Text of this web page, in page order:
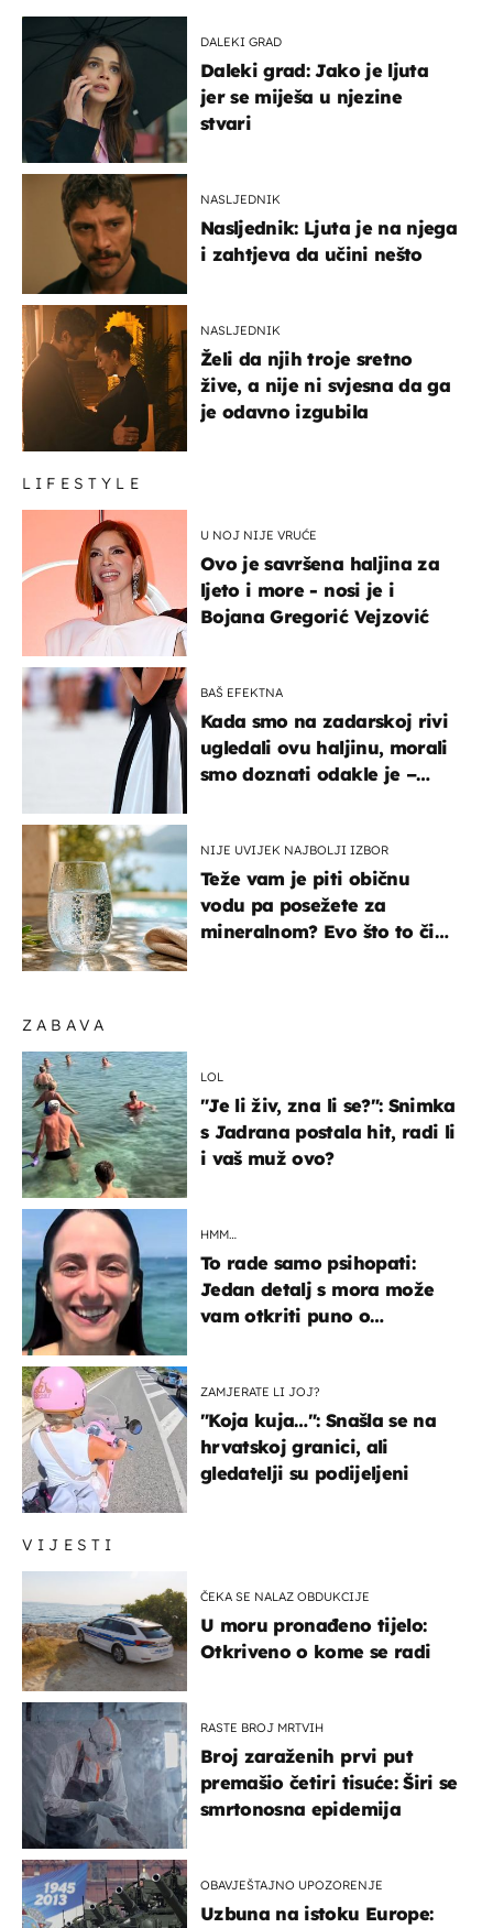
VIJESTI
ČEKA SE NALAZ OBDUKCIJE
U moru pronađeno tijelo:
Otkriveno o kome se radi
RASTE BROJ MRTVIH
Broj zaraženih prvi put
premašio četiri tisuće: Širi se
smrtonosna epidemija
OBAVJEŠTAJNO UPOZORENJE
Uzbuna na istoku Europe:
ZABAVA
LOL
"Je li živ, zna li se?": Snimka
s Jadrana postala hit, radi li
i vaš muž ovo?
HMM…
To rade samo psihopati:
Jedan detalj s mora može
vam otkriti puno o
ZAMJERATE LI JOJ?
"Koja kuja…": Snašla se na
hrvatskoj granici, ali
gledatelji su podijeljeni
DALEKI GRAD
Daleki grad: Jako je ljuta
jer se miješa u njezine
stvari
NASLJEDNIK
Nasljednik: Ljuta je na njega
i zahtjeva da učini nešto
NASLJEDNIK
Želi da njih troje sretno
žive, a nije ni svjesna da ga
je odavno izgubila
LIFESTYLE
U NOJ NIJE VRUĆE
Ovo je savršena haljina za
ljeto i more - nosi je i
Bojana Gregorić Vejzović
BAŠ EFEKTNA
Kada smo na zadarskoj rivi
ugledali ovu haljinu, morali
smo doznati odakle je –
NIJE UVIJEK NAJBOLJI IZBOR
Teže vam je piti običnu
vodu pa posežete za
mineralnom? Evo što to čini